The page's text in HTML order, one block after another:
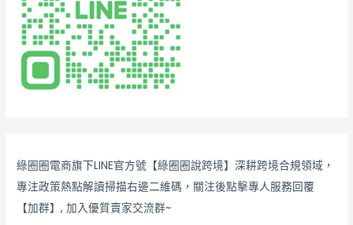
綠圈圈電商旗下LINE官方號【綠圈圈說跨境】深耕跨境合規領域，
專注政策熱點解讀掃描右邊二維碼，關注後點擊專人服務回覆
【加群】, 加入優質賣家交流群~